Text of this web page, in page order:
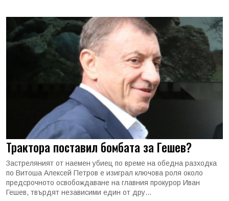
Трактора поставил бомбата за Гешев?
Застреляният от наемен убиец по време на обедна разходка
по Витоша Алексей Петров е изиграл ключова роля около
предсрочното освобождаване на главния прокурор Иван
Гешев, твърдят независими един от дру...